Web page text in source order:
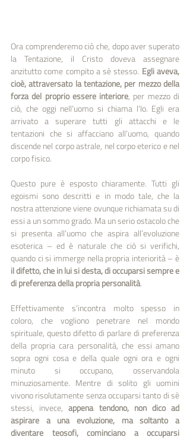
Ora comprenderemo ciò che, dopo aver superato
la Tentazione, il Cristo doveva assegnare
anzitutto come compito a sè stesso. Egli aveva,
cioè, attraversato la tentazione, per mezzo della
forza del proprio essere interiore, per mezzo di
ciò, che oggi nell’uomo si chiama l’Io. Egli era
arrivato a superare tutti gli attacchi e le
tentazioni che si affacciano all’uomo, quando
discende nel corpo astrale, nel corpo eterico e nel
corpo fisico.
Questo pure è esposto chiaramente. Tutti gli
egoismi sono descritti e in modo tale, che la
nostra attenzione viene ovunque richiamata su di
essi a un sommo grado. Ma un serio ostacolo che
si presenta all’uomo che aspira all’evoluzione
esoterica – ed è naturale che ciò si verifichi,
il difetto, che in lui si desta, di occuparsi sempre e
di preferenza della propria personalità.
Effettivamente s’incontra molto spesso in
coloro, che vogliono penetrare nel mondo
spirituale, questo difetto di parlare di preferenza
della propria cara personalità, che essi amano
sopra ogni cosa e della quale ogni ora e ogni
minuto si occupano, osservandola
minuziosamente. Mentre di solito gli uomini
vivono risolutamente senza occuparsi tanto di sè
stessi, invece, appena tendono, non dico ad
aspirare a una evoluzione, ma soltanto a
diventare teosofi, cominciano a occuparsi